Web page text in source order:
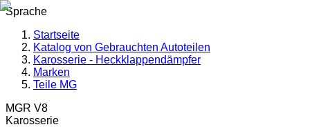
Sprache
Startseite
Katalog von Gebrauchten Autoteilen
Karosserie - Heckklappendämpfer
Marken
Teile MG
MGR V8
Karosserie